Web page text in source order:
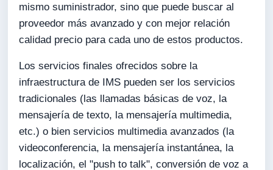
mismo suministrador, sino que puede buscar al
proveedor más avanzado y con mejor relación
calidad precio para cada uno de estos productos.
Los servicios finales ofrecidos sobre la
infraestructura de IMS pueden ser los servicios
tradicionales (las llamadas básicas de voz, la
mensajería de texto, la mensajería multimedia,
etc.) o bien servicios multimedia avanzados (la
videoconferencia, la mensajería instantánea, la
localización, el "push to talk", conversión de voz a